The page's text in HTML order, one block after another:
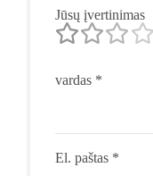
Jūsų įvertinimas
vardas *
El. paštas *